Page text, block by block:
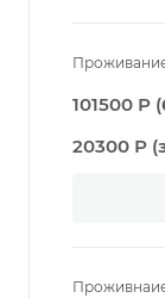
101500 Р
20300 Р